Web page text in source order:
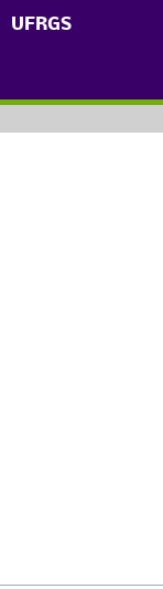
UFRGS